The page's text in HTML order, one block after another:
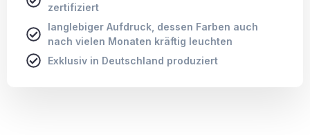
zertifiziert
langlebiger Aufdruck, dessen Farben auch
nach vielen Monaten kräftig leuchten
Exklusiv in Deutschland produziert